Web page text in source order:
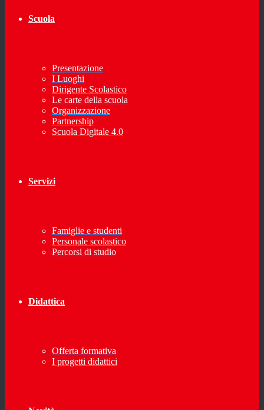
Scuola
Presentazione
I Luoghi
Dirigente Scolastico
Le carte della scuola
Organizzazione
Partnership
Scuola Digitale 4.0
Servizi
Famiglie e studenti
Personale scolastico
Percorsi di studio
Didattica
Offerta formativa
I progetti didattici